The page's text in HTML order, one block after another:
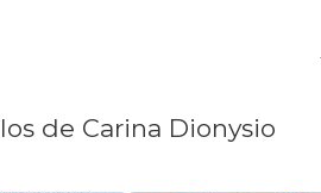
de Carina Dionysio